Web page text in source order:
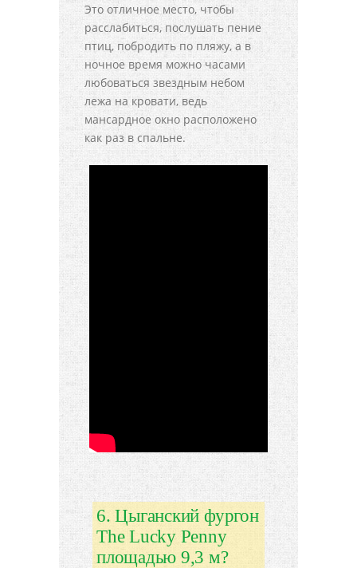
Это отличное место, чтобы
расслабиться, послушать пение
птиц, побродить по пляжу, а в
ночное время можно часами
любоваться звездным небом
лежа на кровати, ведь
мансардное окно расположено
как раз в спальне.
6. Цыганский фургон
The Lucky Penny
площадью 9,3 м?